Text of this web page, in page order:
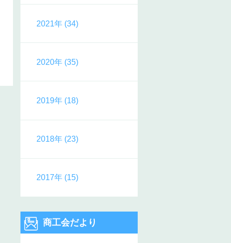
2021年 (34)
2020年 (35)
2019年 (18)
2018年 (23)
2017年 (15)
商工会だより